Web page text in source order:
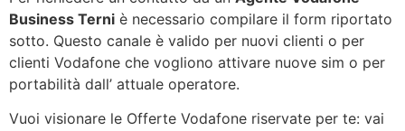
Business Terni è necessario compilare il form riportato
sotto. Questo canale è valido per nuovi clienti o per
clienti Vodafone che vogliono attivare nuove sim o per
portabilità dall’ attuale operatore.
Vuoi visionare le Offerte Vodafone riservate per te: vai